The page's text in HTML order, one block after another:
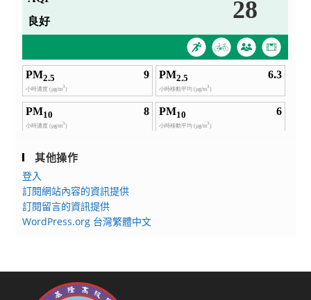
其他操作
登入
訂閱網站內容的資訊提供
訂閱留言的資訊提供
WordPress.org 台灣繁體中文